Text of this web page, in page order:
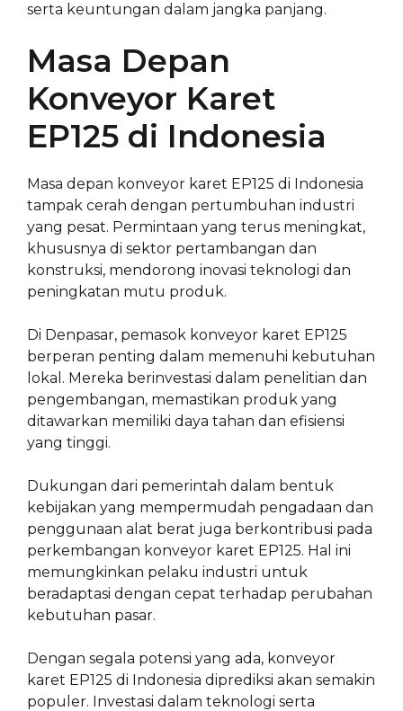
serta keuntungan dalam jangka panjang.
Masa Depan
Konveyor Karet
EP125 di Indonesia
Masa depan konveyor karet EP125 di Indonesia
tampak cerah dengan pertumbuhan industri
yang pesat. Permintaan yang terus meningkat,
khususnya di sektor pertambangan dan
konstruksi, mendorong inovasi teknologi dan
peningkatan mutu produk.
Di Denpasar, pemasok konveyor karet EP125
berperan penting dalam memenuhi kebutuhan
lokal. Mereka berinvestasi dalam penelitian dan
pengembangan, memastikan produk yang
ditawarkan memiliki daya tahan dan efisiensi
yang tinggi.
Dukungan dari pemerintah dalam bentuk
kebijakan yang mempermudah pengadaan dan
penggunaan alat berat juga berkontribusi pada
perkembangan konveyor karet EP125. Hal ini
memungkinkan pelaku industri untuk
beradaptasi dengan cepat terhadap perubahan
kebutuhan pasar.
Dengan segala potensi yang ada, konveyor
karet EP125 di Indonesia diprediksi akan semakin
populer. Investasi dalam teknologi serta